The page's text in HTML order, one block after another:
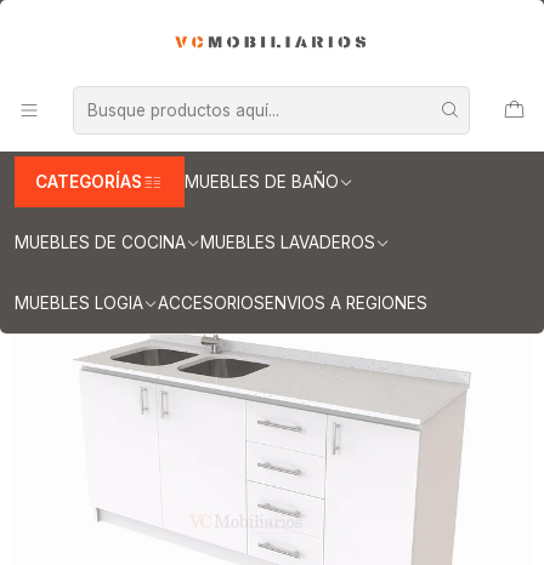
CATEGORÍAS MUEBLES DE BAÑO
MUEBLES DE COCINA MUEBLES LAVADEROS
MUEBLES LOGIA ACCESORIOSENVIOS A REGIONES
Muebles lavaplatos con cubierta de Cuarzo
Lavaplatos con cubierta de cuarzo 180 cms
Mueble lavaplatos Doble de 180 cm / cuarzo blanco galaxys /
Derecho / Blanco